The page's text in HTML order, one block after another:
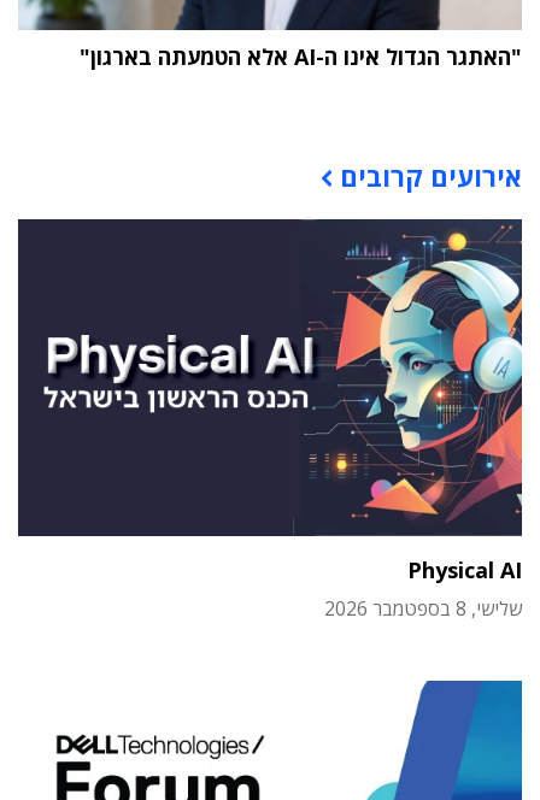
"האתגר הגדול אינו ה-AI אלא הטמעתה בארגון"
אירועים קרובים
Physical AI
שלישי, 8 בספטמבר 2026